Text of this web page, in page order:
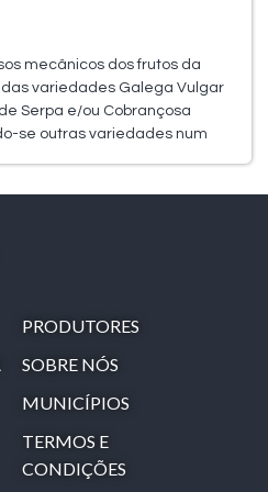
mecânicos dos frutos da
variedades Galega Vulgar
Serpa e/ou Cobrançosa
se outras variedades num
PRODUTORES
SOBRE NÓS
MUNICÍPIOS
TERMOS E
CONDIÇÕES